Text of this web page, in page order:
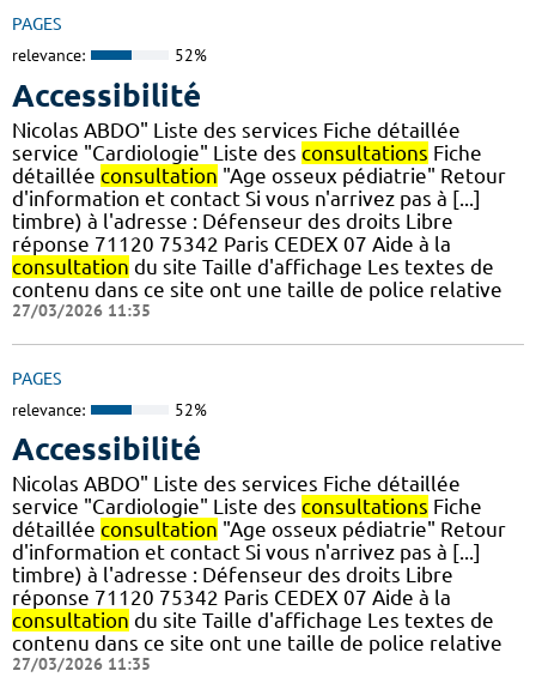
PAGES
relevance: 52%
Accessibilité
Nicolas ABDO" Liste des services Fiche détaillée
service "Cardiologie" Liste des consultations Fiche
détaillée consultation "Age osseux pédiatrie" Retour
d'information et contact Si vous n'arrivez pas à [...]
timbre) à l'adresse : Défenseur des droits Libre
réponse 71120 75342 Paris CEDEX 07 Aide à la
consultation du site Taille d'affichage Les textes de
contenu dans ce site ont une taille de police relative
27/03/2026 11:35
PAGES
relevance: 52%
Accessibilité
Nicolas ABDO" Liste des services Fiche détaillée
service "Cardiologie" Liste des consultations Fiche
détaillée consultation "Age osseux pédiatrie" Retour
d'information et contact Si vous n'arrivez pas à [...]
timbre) à l'adresse : Défenseur des droits Libre
réponse 71120 75342 Paris CEDEX 07 Aide à la
consultation du site Taille d'affichage Les textes de
contenu dans ce site ont une taille de police relative
27/03/2026 11:35